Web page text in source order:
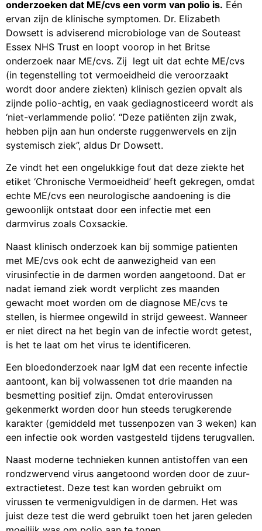
ervan zijn de klinische symptomen. Dr. Elizabeth
Dowsett is adviserend microbiologe van de Souteast
Essex NHS Trust en loopt voorop in het Britse
onderzoek naar ME/cvs. Zij legt uit dat echte ME/cvs
(in tegenstelling tot vermoeidheid die veroorzaakt
wordt door andere ziekten) klinisch gezien opvalt als
zijnde polio-achtig, en vaak gediagnosticeerd wordt als
‘niet-verlammende polio’. “Deze patiënten zijn zwak,
hebben pijn aan hun onderste ruggenwervels en zijn
systemisch ziek”, aldus Dr Dowsett.
etiket ‘Chronische Vermoeidheid’ heeft gekregen, omdat
echte ME/cvs een neurologische aandoening is die
gewoonlijk ontstaat door een infectie met een
darmvirus zoals Coxsackie.
met ME/cvs ook echt de aanwezigheid van een
virusinfectie in de darmen worden aangetoond. Dat er
nadat iemand ziek wordt verplicht zes maanden
gewacht moet worden om de diagnose ME/cvs te
stellen, is hiermee ongewild in strijd geweest. Wanneer
er niet direct na het begin van de infectie wordt getest,
is het te laat om het virus te identificeren.
aantoont, kan bij volwassenen tot drie maanden na
besmetting positief zijn. Omdat enterovirussen
gekenmerkt worden door hun steeds terugkerende
karakter (gemiddeld met tussenpozen van 3 weken) kan
een infectie ook worden vastgesteld tijdens terugvallen.
rondzwervend virus aangetoond worden door de zuur-
extractietest. Deze test kan worden gebruikt om
virussen te vermenigvuldigen in de darmen. Het was
juist deze test die werd gebruikt toen het jaren geleden
moeilijk was om polio aan te tonen.